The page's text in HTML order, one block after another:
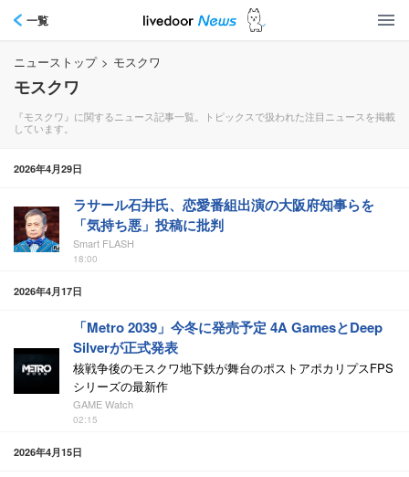
一覧
ニューストップ > モスクワ
モスクワ
『モスクワ』に関するニュース記事一覧。トピックスで扱われた注目ニュースを掲載
しています。
2026年4月29日
ラサール石井氏、恋愛番組出演の大阪府知事らを
「気持ち悪」投稿に批判
Smart FLASH
18:00
2026年4月17日
「Metro 2039」今冬に発売予定 4A GamesとDeep
Silverが正式発表
核戦争後のモスクワ地下鉄が舞台のポストアポカリプスFPS
シリーズの最新作
GAME Watch
02:15
2026年4月15日